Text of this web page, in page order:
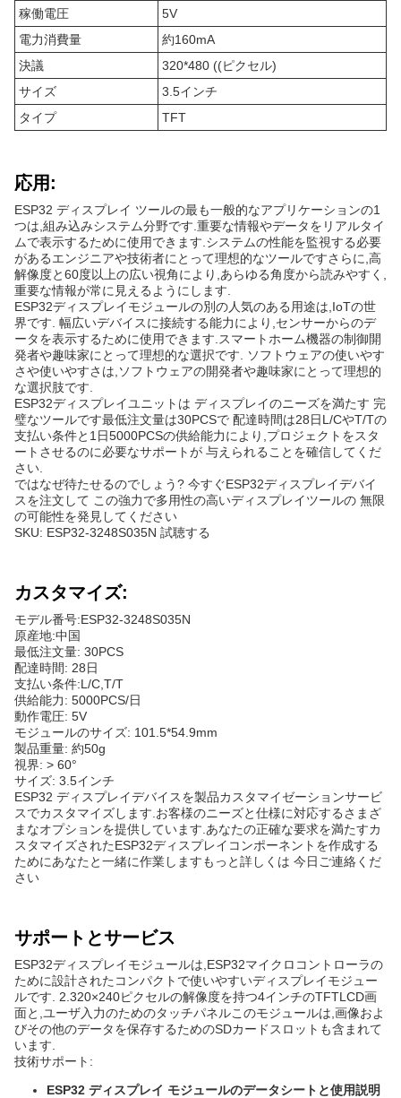
稼働電圧
5V
電力消費量
約160mA
決議
320*480 ((ピクセル)
サイズ
3.5インチ
タイプ
TFT
応用:
ESP32 ディスプレイ ツールの最も一般的なアプリケーションの1
つは,組み込みシステム分野です.重要な情報やデータをリアルタイ
ムで表示するために使用できます.システムの性能を監視する必要
があるエンジニアや技術者にとって理想的なツールですさらに,高
解像度と60度以上の広い視角により,あらゆる角度から読みやすく,
重要な情報が常に見えるようにします.
ESP32ディスプレイモジュールの別の人気のある用途は,IoTの世
界です. 幅広いデバイスに接続する能力により,センサーからのデ
ータを表示するために使用できます.スマートホーム機器の制御開
発者や趣味家にとって理想的な選択です. ソフトウェアの使いやす
さや使いやすさは,ソフトウェアの開発者や趣味家にとって理想的
な選択肢です.
ESP32ディスプレイユニットは ディスプレイのニーズを満たす 完
璧なツールです最低注文量は30PCSで 配達時間は28日L/CやT/Tの
支払い条件と1日5000PCSの供給能力により,プロジェクトをスタ
ートさせるのに必要なサポートが 与えられることを確信してくだ
さい.
ではなぜ待たせるのでしょう? 今すぐESP32ディスプレイデバイ
スを注文して この強力で多用性の高いディスプレイツールの 無限
の可能性を発見してください
SKU: ESP32-3248S035N 試聴する
カスタマイズ:
モデル番号:ESP32-3248S035N
原産地:中国
最低注文量: 30PCS
配達時間: 28日
支払い条件:L/C,T/T
供給能力: 5000PCS/日
動作電圧: 5V
モジュールのサイズ: 101.5*54.9mm
製品重量: 約50g
視界: > 60°
サイズ: 3.5インチ
ESP32 ディスプレイデバイスを製品カスタマイゼーションサービ
スでカスタマイズします.お客様のニーズと仕様に対応するさまざ
まなオプションを提供しています.あなたの正確な要求を満たすカ
スタマイズされたESP32ディスプレイコンポーネントを作成する
ためにあなたと一緒に作業しますもっと詳しくは 今日ご連絡くだ
さい
サポートとサービス
ESP32ディスプレイモジュールは,ESP32マイクロコントローラの
ために設計されたコンパクトで使いやすいディスプレイモジュー
ルです. 2.320×240ピクセルの解像度を持つ4インチのTFTLCD画
面と,ユーザ入力のためのタッチパネルこのモジュールは,画像およ
びその他のデータを保存するためのSDカードスロットも含まれて
います.
技術サポート:
ESP32 ディスプレイ モジュールのデータシートと使用説明